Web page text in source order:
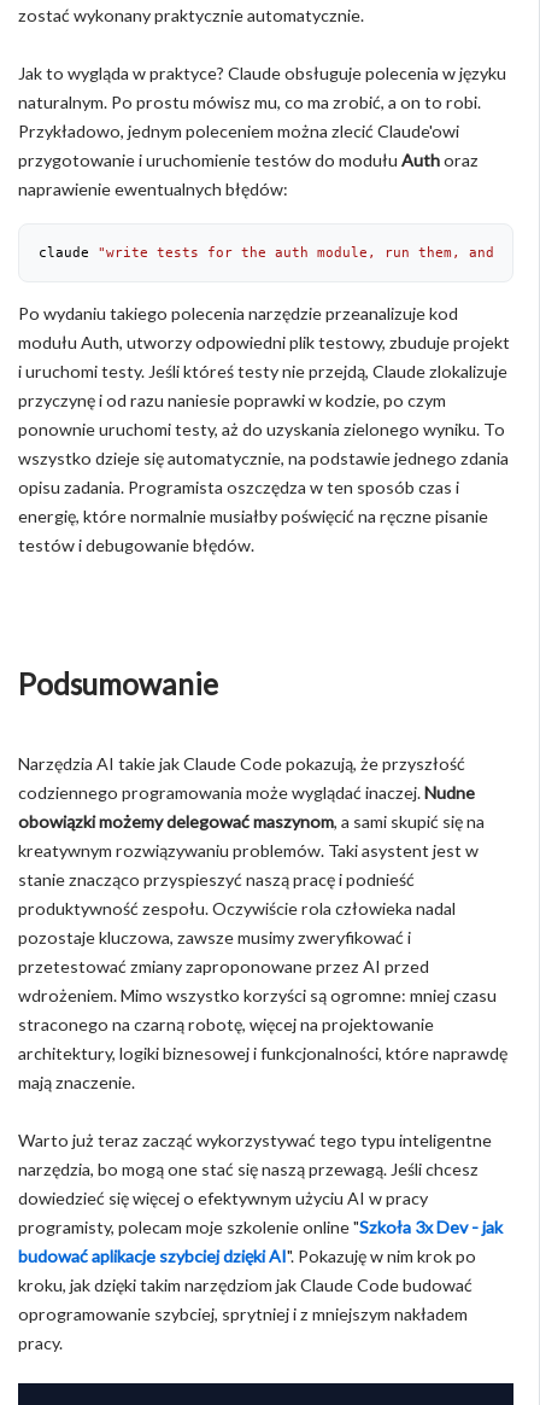
zostać wykonany praktycznie automatycznie.
Jak to wygląda w praktyce? Claude obsługuje polecenia w języku
naturalnym. Po prostu mówisz mu, co ma zrobić, a on to robi.
Przykładowo, jednym poleceniem można zlecić Claude'owi
przygotowanie i uruchomienie testów do modułu Authoraz
naprawienie ewentualnych błędów:
claude "write tests for the auth module, run them, and fix
Po wydaniu takiego polecenia narzędzie przeanalizuje kod
modułu Auth, utworzy odpowiedni plik testowy, zbuduje projekt
i uruchomi testy. Jeśli któreś testy nie przejdą, Claude zlokalizuje
przyczynę i od razu naniesie poprawki w kodzie, po czym
ponownie uruchomi testy, aż do uzyskania zielonego wyniku. To
wszystko dzieje się automatycznie, na podstawie jednego zdania
opisu zadania. Programista oszczędza w ten sposób czas i
energię, które normalnie musiałby poświęcić na ręczne pisanie
testów i debugowanie błędów.
Podsumowanie
Narzędzia AI takie jak Claude Code pokazują, że przyszłość
codziennego programowania może wyglądać inaczej.Nudne
obowiązki możemy delegować maszynom, a sami skupić się na
kreatywnym rozwiązywaniu problemów. Taki asystent jest w
stanie znacząco przyspieszyć naszą pracę i podnieść
produktywność zespołu. Oczywiście rola człowieka nadal
pozostaje kluczowa, zawsze musimy zweryfikować i
przetestować zmiany zaproponowane przez AI przed
wdrożeniem. Mimo wszystko korzyści są ogromne: mniej czasu
straconego na czarną robotę, więcej na projektowanie
architektury, logiki biznesowej i funkcjonalności, które naprawdę
mają znaczenie.
Warto już teraz zacząć wykorzystywać tego typu inteligentne
narzędzia, bo mogą one stać się naszą przewagą. Jeśli chcesz
dowiedzieć się więcej o efektywnym użyciu AI w pracy
programisty, polecam moje szkolenie online "Szkoła 3x Dev - jak
budować aplikacje szybciej dzięki AI". Pokazuję w nim krok po
kroku, jak dzięki takim narzędziom jak Claude Code budować
oprogramowanie szybciej, sprytniej i z mniejszym nakładem
pracy.